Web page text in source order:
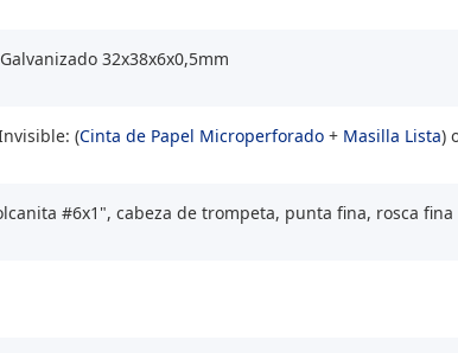
32x38x6x0,5mm
(Cinta de Papel Microperforado + Masilla Lista)
#6x1", cabeza de trompeta, punta fina, rosca fina